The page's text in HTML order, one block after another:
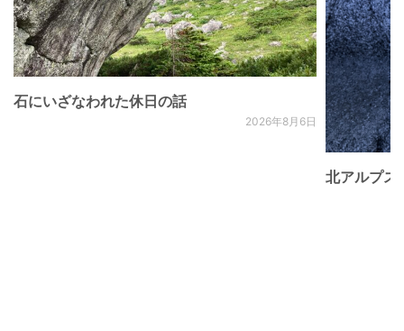
石にいざなわれた休日の話
2026年8月6日
北アルプ